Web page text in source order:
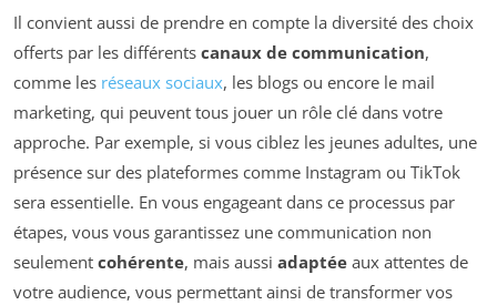
Il convient aussi de prendre en compte la diversité des choix
offerts par les différents canaux de communication,
comme les réseaux sociaux, les blogs ou encore le mail
marketing, qui peuvent tous jouer un rôle clé dans votre
approche. Par exemple, si vous ciblez les jeunes adultes, une
présence sur des plateformes comme Instagram ou TikTok
sera essentielle. En vous engageant dans ce processus par
étapes, vous vous garantissez une communication non
seulement cohérente, mais aussi adaptée aux attentes de
votre audience, vous permettant ainsi de transformer vos